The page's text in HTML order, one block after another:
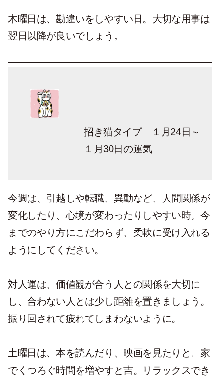
木曜日は、勘違いをしやすい日。大切な用事は
翌日以降が良いでしょう。
招き猫タイプ １月24日～
１月30日の運気
今週は、引越しや転職、異動など、人間関係が
変化したり、心境が変わったりしやすい時。今
までのやり方にこだわらず、柔軟に受け入れる
ようにしてください。
対人運は、価値観が合う人との関係を大切に
し、合わない人とは少し距離を置きましょう。
振り回されて疲れてしまわないように。
土曜日は、本を読んだり、映画を見たりと、家
でくつろぐ時間を増やすと吉。リラックスでき